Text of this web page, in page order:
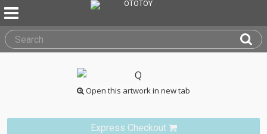
Open this artwork in new tab
Express Checkout